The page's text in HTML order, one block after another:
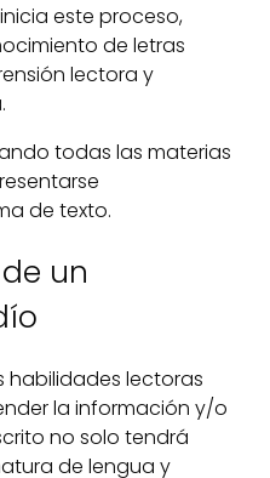
este proceso,
de letras
lectora y
todas las materias
de texto.
un
habilidades lectoras
la información y/o
no solo tendrá
de lengua y